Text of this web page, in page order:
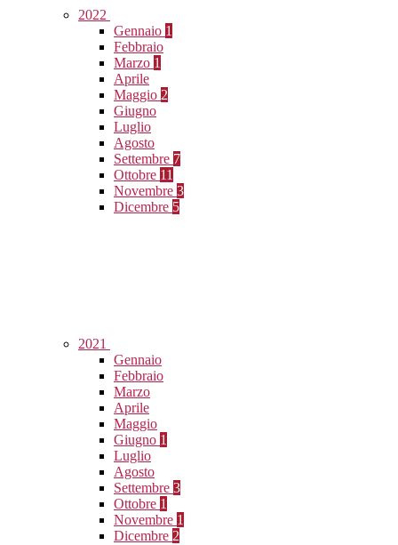
2022
Gennaio 1
Febbraio
Marzo 1
Aprile
Maggio 2
Giugno
Luglio
Agosto
Settembre 7
Ottobre 11
Novembre 3
Dicembre 5
2021
Gennaio
Febbraio
Marzo
Aprile
Maggio
Giugno 1
Luglio
Agosto
Settembre 3
Ottobre 1
Novembre 1
Dicembre 2